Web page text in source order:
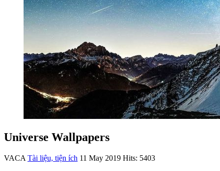
Universe Wallpapers
VACA Tài liệu, tiện ích 11 May 2019 Hits: 5403